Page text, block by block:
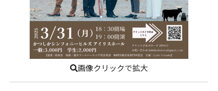
画像クリックで拡大